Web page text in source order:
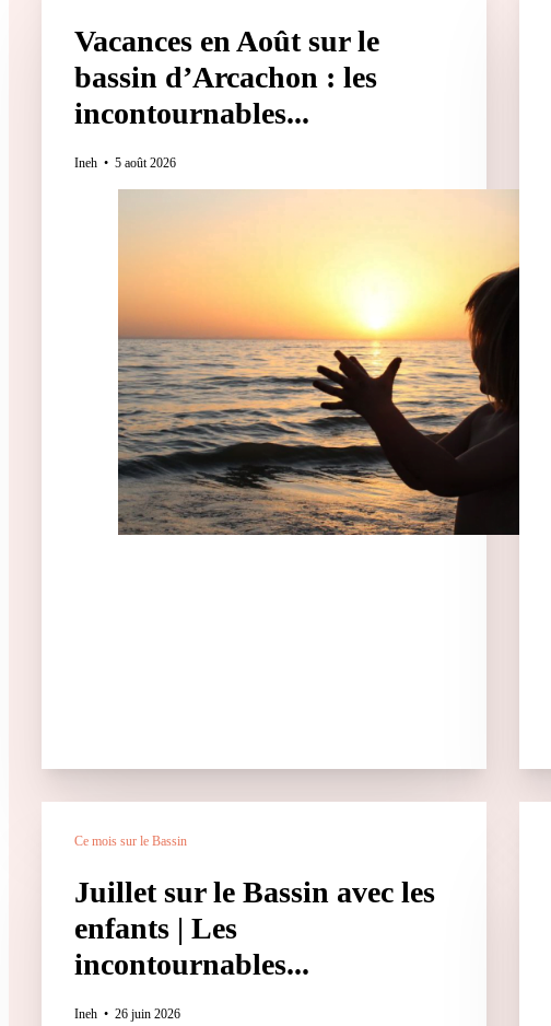
Vacances en Août sur le
bassin d’Arcachon : les
incontournables...
Ineh 5 août 2026
Ce mois sur le Bassin
Juillet sur le Bassin avec les
enfants | Les
incontournables...
Ineh 26 juin 2026